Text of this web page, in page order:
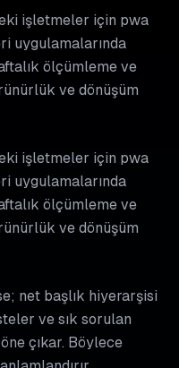
işletmeler için pwa
uygulamalarında
ölçümleme ve
ve dönüşüm
işletmeler için pwa
uygulamalarında
ölçümleme ve
ve dönüşüm
net başlık hiyerarşisi
ve sık sorulan
çıkar. Böylece